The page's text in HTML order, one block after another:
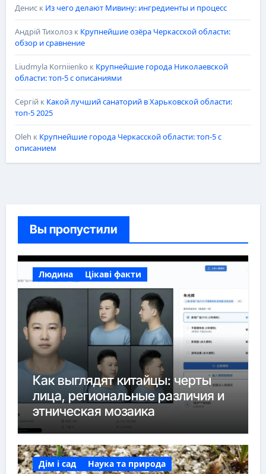
Дениск Из чего делают Мивину: ингредиенты и процесс
Андрій Тихолозк Крупнейшие озёра Черкасской области:
обзор и сравнение
Liudmyla Korniienko к Крупнейшие города Николаевской
области: топ-5 с описаниями
Сергійк Какой лучший санаторий в Харьковской области:
топ-5 2025
Oleh к Крупнейшие города Черкасской области: топ-5 с
описанием
Вы пропустили
Людина Цікаві факти
Как выглядят китайцы: черты
лица, региональные различия и
этническая мозаика
Дім і сад Наука та природа